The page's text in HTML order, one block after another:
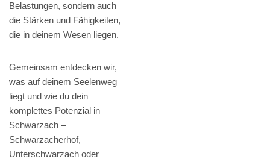
Belastungen, sondern auch
die Stärken und Fähigkeiten,
die in deinem Wesen liegen.
Gemeinsam entdecken wir,
was auf deinem Seelenweg
liegt und wie du dein
komplettes Potenzial in
Schwarzach –
Schwarzacherhof,
Unterschwarzach oder